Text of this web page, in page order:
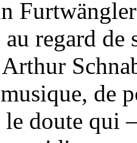
regard
de
doute qui